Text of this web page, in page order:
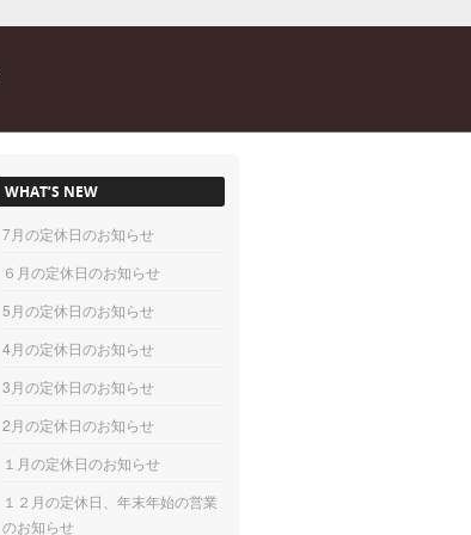
WHAT’S NEW
7月の定休日のお知らせ
６月の定休日のお知らせ
5月の定休日のお知らせ
4月の定休日のお知らせ
3月の定休日のお知らせ
2月の定休日のお知らせ
１月の定休日のお知らせ
１２月の定休日、年末年始の営業
のお知らせ